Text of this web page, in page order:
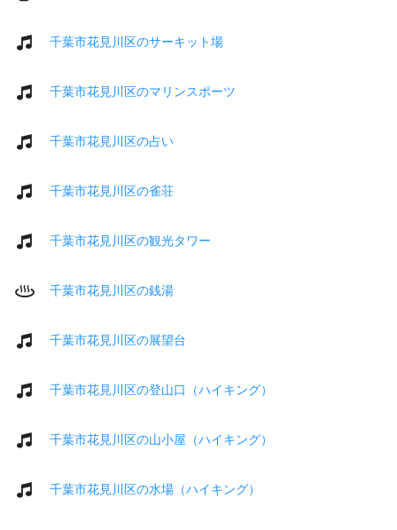
千葉市花見川区のサーキット場
千葉市花見川区のマリンスポーツ
千葉市花見川区の占い
千葉市花見川区の雀荘
千葉市花見川区の観光タワー
千葉市花見川区の銭湯
千葉市花見川区の展望台
千葉市花見川区の登山口（ハイキング）
千葉市花見川区の山小屋（ハイキング）
千葉市花見川区の水場（ハイキング）